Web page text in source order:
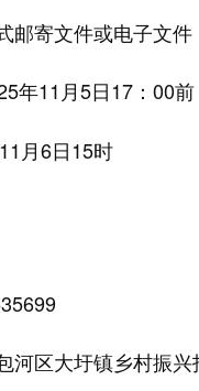
邮寄文件或电子文
年11 月5日17：00前
11 月6日15时
河区大圩镇乡村振兴